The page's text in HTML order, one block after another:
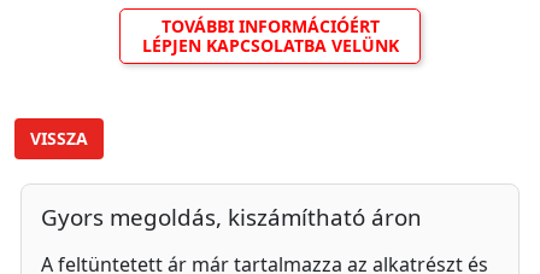
TOVÁBBI INFORMÁCIÓÉRT
LÉPJEN KAPCSOLATBA VELÜNK
VISSZA
Gyors megoldás, kiszámítható áron
A feltüntetett ár már tartalmazza az alkatrészt és